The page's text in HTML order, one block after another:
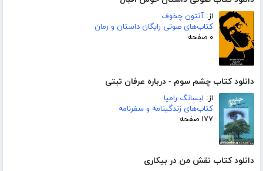
از: آنتون چخوف
کتاب‌های صوتی رایگان داستان و رمان
۰ صفحه
دانلود کتاب چشم سوم - درباره عرفان تبتی
از: لبسانگ رامپا
کتاب‌های زندگینامه و سفرنامه
۱۷۷ صفحه
دانلود کتاب نقش من در بیکاری